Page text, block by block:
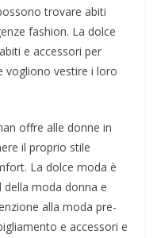
trovare abiti
fashion. La dolce
e accessori per
vogliono vestire i loro
offre alle donne in
il proprio stile
La dolce moda è
moda donna e
alla moda pre-
e accessori e